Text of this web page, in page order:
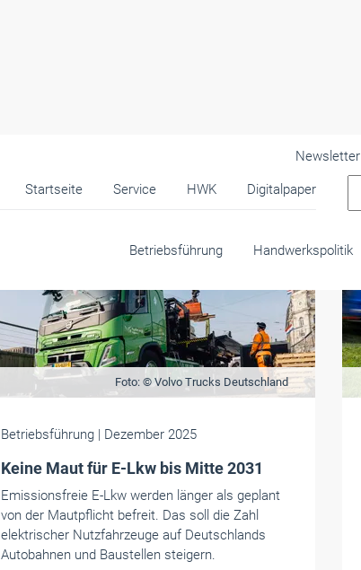
Startseite Service HWK Digitalpaper
Newsletter
Betriebsführung Handwerkspolitik
Foto: © Volvo Trucks Deutschland
Betriebsführung | Dezember 2025
Keine Maut für E-Lkw bis Mitte 2031
Emissionsfreie E-Lkw werden länger als geplant
von der Mautpflicht befreit. Das soll die Zahl
elektrischer Nutzfahrzeuge auf Deutschlands
Autobahnen und Baustellen steigern.